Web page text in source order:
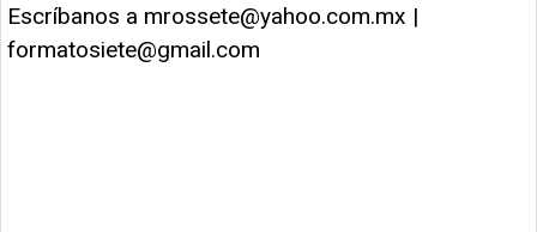
Escríbanos a mrossete@yahoo.com.mx |
formatosiete@gmail.com